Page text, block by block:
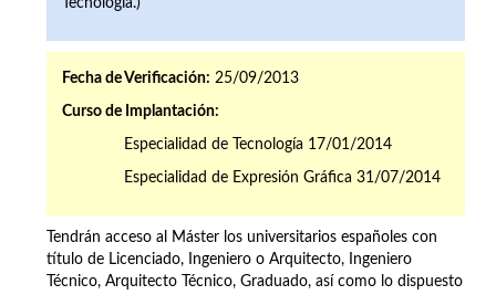
Tecnología.)
Fecha de Verificación: 25/09/2013
Curso de Implantación:
Especialidad de Tecnología 17/01/2014
Especialidad de Expresión Gráfica 31/07/2014
Tendrán acceso al Máster los universitarios españoles con
título de Licenciado, Ingeniero o Arquitecto, Ingeniero
Técnico, Arquitecto Técnico, Graduado, así como lo dispuesto